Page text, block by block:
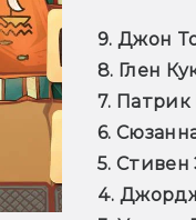
9. Джон
8. Глен
7. Патрик
6.
5. Стивен
4.